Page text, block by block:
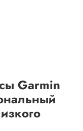
Garmin